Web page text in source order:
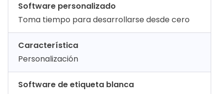
Software personalizado
Toma tiempo para desarrollarse desde cero
Característica
Personalización
Software de etiqueta blanca